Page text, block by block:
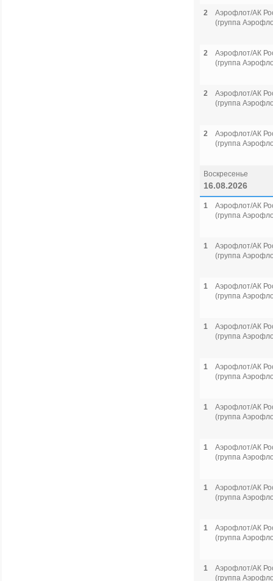
2
Аэрофлот/АК
(группа
2
Аэрофлот/АК
(группа
2
Аэрофлот/АК
(группа
2
Аэрофлот/АК
(группа
Воскресенье
16.08.2026
1
Аэрофлот/АК
(группа
1
Аэрофлот/АК
(группа
1
Аэрофлот/АК
(группа
1
Аэрофлот/АК
(группа
1
Аэрофлот/АК
(группа
1
Аэрофлот/АК
(группа
1
Аэрофлот/АК
(группа
1
Аэрофлот/АК
(группа
1
Аэрофлот/АК
(группа
1
Аэрофлот/АК
(группа